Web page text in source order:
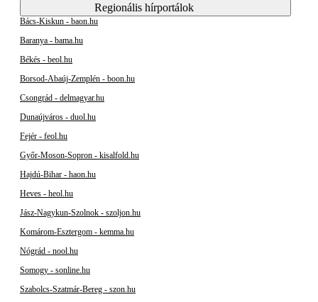
Regionális hírportálok
Bács-Kiskun - baon.hu
Baranya - bama.hu
Békés - beol.hu
Borsod-Abaúj-Zemplén - boon.hu
Csongrád - delmagyar.hu
Dunaújváros - duol.hu
Fejér - feol.hu
Győr-Moson-Sopron - kisalfold.hu
Hajdú-Bihar - haon.hu
Heves - heol.hu
Jász-Nagykun-Szolnok - szoljon.hu
Komárom-Esztergom - kemma.hu
Nógrád - nool.hu
Somogy - sonline.hu
Szabolcs-Szatmár-Bereg - szon.hu